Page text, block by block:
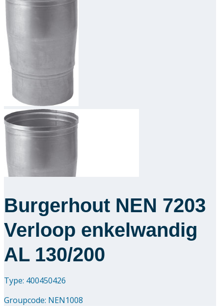
Taal
Oplossingen
Downloads
Academy
Over ons
Burgerhout NEN 7203
Verloop enkelwandig
AL 130/200
Type: 400450426
Groupcode: NEN1008